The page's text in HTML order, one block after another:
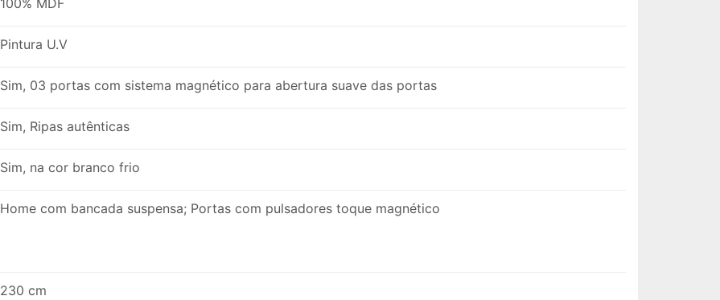
100% MDF
Pintura U.V
Sim, 03 portas com sistema magnético para abertura suave das portas
Sim, Ripas autênticas
Sim, na cor branco frio
Home com bancada suspensa; Portas com pulsadores toque magnético
230 cm